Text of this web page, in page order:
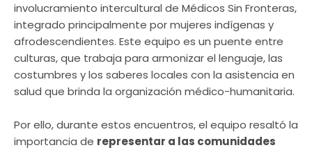
involucramiento intercultural de Médicos Sin Fronteras,
integrado principalmente por mujeres indígenas y
afrodescendientes. Este equipo es un puente entre
culturas, que trabaja para armonizar el lenguaje, las
costumbres y los saberes locales con la asistencia en
salud que brinda la organización médico-humanitaria.
Por ello, durante estos encuentros, el equipo resaltó la
importancia de representar a las comunidades